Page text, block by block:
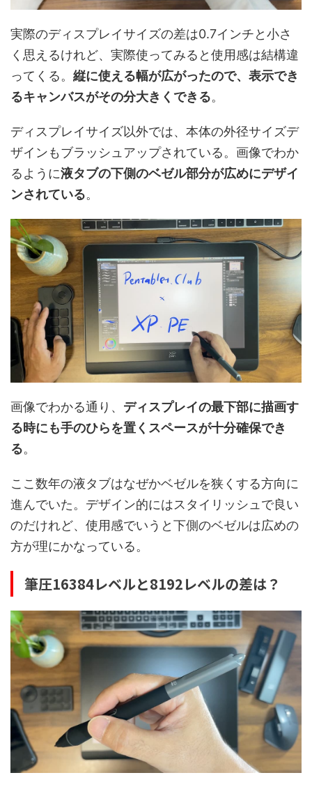
実際のディスプレイサイズの差は0.7インチと小さ
く思えるけれど、実際使ってみると使用感は結構違
ってくる。 縦に使える幅が広がったので、表示でき
るキャンバスがその分大きくできる。
ディスプレイサイズ以外では、本体の外径サイズデ
ザインもブラッシュアップされている。画像でわか
るように液タブの下側のベゼル部分が広めにデザイ
ンされている。
画像でわかる通り、 ディスプレイの最下部に描画す
る時にも手のひらを置くスペースが十分確保でき
る。
ここ数年の液タブはなぜかベゼルを狭くする方向に
進んでいた。デザイン的にはスタイリッシュで良い
のだけれど、使用感でいうと下側のベゼルは広めの
方が理にかなっている。
筆圧16384レベルと8192レベルの差は？